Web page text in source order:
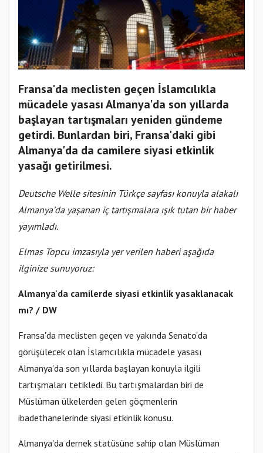
Fransa'da meclisten geçen İslamcılıkla
mücadele yasası Almanya'da son yıllarda
başlayan tartışmaları yeniden gündeme
getirdi. Bunlardan biri, Fransa'daki gibi
Almanya'da da camilere siyasi etkinlik
yasağı getirilmesi.
Deutsche Welle sitesinin Türkçe sayfası konuyla alakalı
Almanya’da yaşanan iç tartışmalara ışık tutan bir haber
yayımladı.
Elmas Topcu imzasıyla yer verilen haberi aşağıda
ilginize sunuyoruz:
Almanya'da camilerde siyasi etkinlik yasaklanacak
mı? / DW
Fransa'da meclisten geçen ve yakında Senato'da
görüşülecek olan İslamcılıkla mücadele yasası
Almanya'da son yıllarda başlayan konuyla ilgili
tartışmaları tetikledi. Bu tartışmalardan biri de
Müslüman ülkelerden gelen göçmenlerin
ibadethanelerinde siyasi etkinlik konusu.
Almanya'da dernek statüsüne sahip olan Müslüman